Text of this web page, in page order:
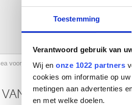
Toestemming
Verantwoord gebruik van
Wij en onze 1022 partners
cookies om informatie op
metingen aan advertenties
en met welke doelen.
voor Schone Kunsten van België, Brussel
DEZELFDE